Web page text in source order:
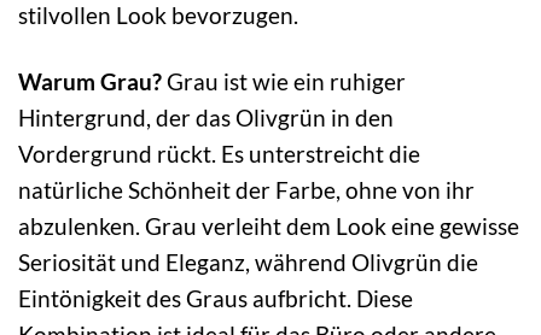
stilvollen Look bevorzugen.
Warum Grau?Grau ist wie ein ruhiger
Hintergrund, der das Olivgrün in den
Vordergrund rückt. Es unterstreicht die
natürliche Schönheit der Farbe, ohne von ihr
abzulenken. Grau verleiht dem Look eine gewisse
Seriosität und Eleganz, während Olivgrün die
Eintönigkeit des Graus aufbricht. Diese